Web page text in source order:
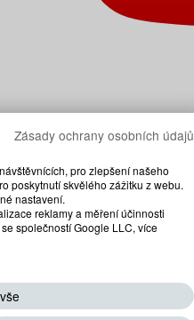
Zásady ochrany osobních údajů
pro zlepšení našeho
poskytnutí skvělého zážitku z webu.
nastavení.
reklamy a měření účinnosti
společností Google LLC, více